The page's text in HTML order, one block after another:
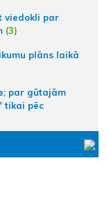
viedokli par
(3)
plāns laikā
par gūtajām
tikai pēc